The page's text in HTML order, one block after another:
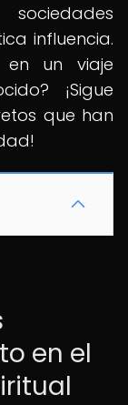
influencia.
en un viaje
¡Sigue
que han
en el